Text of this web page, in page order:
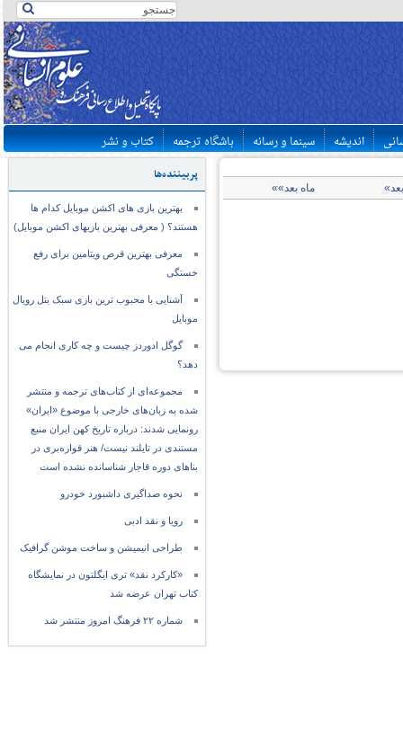
اندیشه سینما و رسانه باشگاه ترجمه کتاب و نشر
پربیننده‌ها
بهترین بازی های اکشن موبایل کدام ها
هستند؟ ( معرفی بهترین بازیهای اکشن موبایل)
معرفی بهترین قرص ویتامین برای رفع
خستگی
آشنایی با محبوب ترین بازی سبک بتل رویال
موبایل
گوگل ادوردز چیست و چه کاری انجام می
دهد؟
مجموعه‌ای از کتاب‌های ترجمه و منتشر
شده به زبان‌های خارجی با موضوع «ایران»
رونمایی شدند: درباره تاریخ کهن ایران منبع
مستندی در تایلند نیست/ هنر قواره‌بری در
بناهای دوره قاجار شناسانده نشده است
نحوه صداگیری داشبورد خودرو
رویا و نقد ادبی
طراحی انیمیشن و ساخت موشن گرافیک
«کارکرد نقد» تری ایگلتون در نمایشگاه
کتاب تهران عرضه شد
شماره ۲۲ فرهنگ امروز منتشر شد
ماه بعد»»